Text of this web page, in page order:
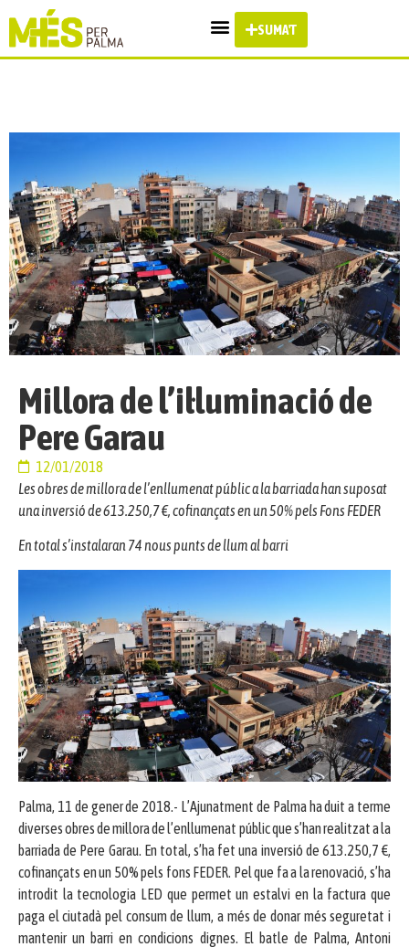
SUMA'T
Millora de l’il·luminació de
Pere Garau
12/01/2018
Les obres de millora de l’enllumenat públic a la barriada han suposat
una inversió de 613.250,7 €, cofinançats en un 50% pels Fons FEDER
En total s’instalaran 74 nous punts de llum al barri
Palma, 11 de gener de 2018.- L’Ajunatment de Palma ha duit a terme
diverses obres de millora de l’enllumenat públic que s’han realitzat a la
barriada de Pere Garau. En total, s’ha fet una inversió de 613.250,7 €,
cofinançats en un 50% pels fons FEDER. Pel que fa a la renovació, s’ha
introdit la tecnologia LED que permet un estalvi en la factura que
paga el ciutadà pel consum de llum, a més de donar més seguretat i
mantenir un barri en condicions dignes. El batle de Palma, Antoni